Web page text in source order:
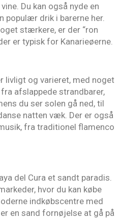
Du kan også nyde en
populær drik i barerne her.
stærkere, er der “ron
er typisk for Kanarieøerne.
livligt og varieret, med noget
afslappede strandbarer,
du ser solen gå ned, til
natten væk. Der er også
fra traditionel flamenco
del Cura et sandt paradis.
hvor du kan købe
indkøbscentre med
en sand fornøjelse at gå på